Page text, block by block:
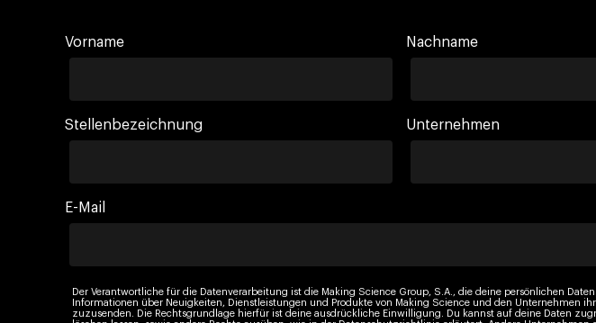
Vorname Nachname
Stellenbezeichnung Unternehmen
E-Mail
Der Verantwortliche für die Datenverarbeitung ist die Making Science Group, S.A., die deine persönlichen
Informationen über Neuigkeiten, Dienstleistungen und Produkte von Making Science und den Unternehmen
zuzusenden. Die Rechtsgrundlage hierfür ist deine ausdrückliche Einwilligung. Du kannst auf deine Daten